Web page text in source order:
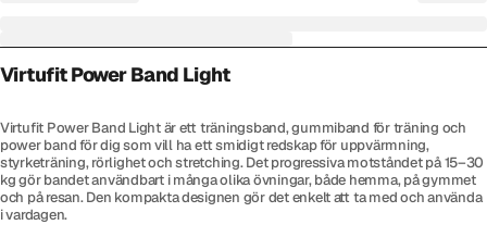
Virtufit Power Band Light
Virtufit Power Band Light är ett träningsband, gummiband för träning och
power band för dig som vill ha ett smidigt redskap för uppvärmning,
styrketräning, rörlighet och stretching. Det progressiva motståndet på 15–30
kg gör bandet användbart i många olika övningar, både hemma, på gymmet
och på resan. Den kompakta designen gör det enkelt att ta med och använda
i vardagen.